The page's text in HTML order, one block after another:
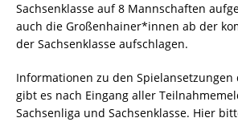
Sachsenklasse auf 8 Mannschaften
auch die Großenhainer*innen ab der
der Sachsenklasse aufschlagen.
Informationen zu den Spielansetzungen
gibt es nach Eingang aller
Sachsenliga und Sachsenklasse. Hier